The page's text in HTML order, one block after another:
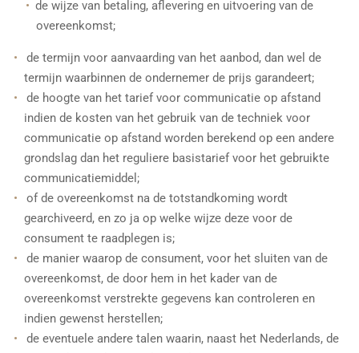
de wijze van betaling, aflevering en uitvoering van de
overeenkomst;
de termijn voor aanvaarding van het aanbod, dan wel de
termijn waarbinnen de ondernemer de prijs garandeert;
de hoogte van het tarief voor communicatie op afstand
indien de kosten van het gebruik van de techniek voor
communicatie op afstand worden berekend op een andere
grondslag dan het reguliere basistarief voor het gebruikte
communicatiemiddel;
of de overeenkomst na de totstandkoming wordt
gearchiveerd, en zo ja op welke wijze deze voor de
consument te raadplegen is;
de manier waarop de consument, voor het sluiten van de
overeenkomst, de door hem in het kader van de
overeenkomst verstrekte gegevens kan controleren en
indien gewenst herstellen;
de eventuele andere talen waarin, naast het Nederlands, de